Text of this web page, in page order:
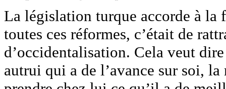
La législation turque accorde à la
toutes ces réformes, c’était de
d’occidentalisation. Cela veut
autrui qui a de l’avance sur soi,